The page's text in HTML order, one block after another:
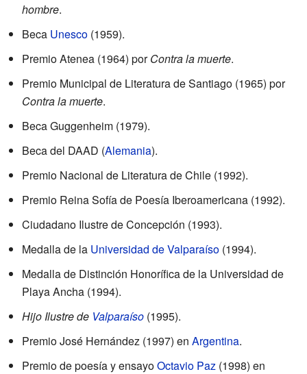
hombre.
Beca Unesco (1959).
Premio Atenea (1964) porContra la muerte.
Premio Municipal de Literatura de Santiago (1965) por
Contra la muerte.
Beca Guggenheim (1979).
Beca del DAAD (Alemania).
Premio Nacional de Literatura de Chile (1992).
Premio Reina Sofía de Poesía Iberoamericana (1992).
Ciudadano Ilustre de Concepción (1993).
Medalla de la Universidad de Valparaíso (1994).
Medalla de Distinción Honorífica de la Universidad de
Playa Ancha (1994).
Hijo Ilustre de Valparaíso (1995).
Premio José Hernández (1997) en Argentina.
Premio de poesía y ensayoOctavio Paz (1998) en